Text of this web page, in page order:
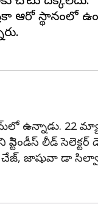
ఆరో స్థానంలో
ఉన్నాడు. 22
లీడ్ సెలెక్టర్
చేజ్, జాషువా